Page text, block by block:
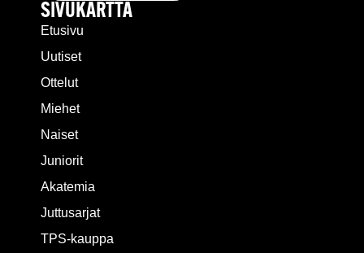
SIVUKARTTA
Etusivu
Uutiset
Ottelut
Miehet
Naiset
Juniorit
Akatemia
Juttusarjat
TPS-kauppa